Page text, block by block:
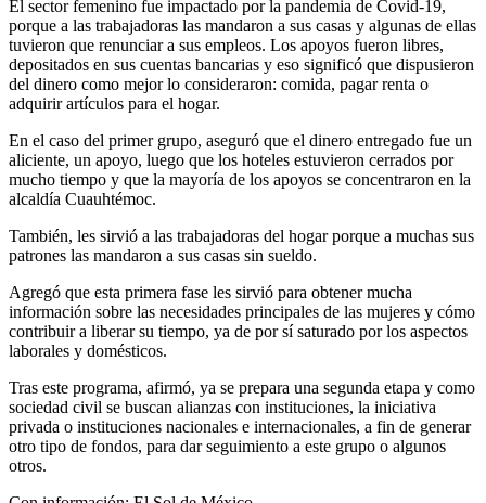
El sector femenino fue impactado por la pandemia de Covid-19,
porque a las trabajadoras las mandaron a sus casas y algunas de ellas
tuvieron que renunciar a sus empleos. Los apoyos fueron libres,
depositados en sus cuentas bancarias y eso significó que dispusieron
del dinero como mejor lo consideraron: comida, pagar renta o
adquirir artículos para el hogar.
En el caso del primer grupo, aseguró que el dinero entregado fue un
aliciente, un apoyo, luego que los hoteles estuvieron cerrados por
mucho tiempo y que la mayoría de los apoyos se concentraron en la
alcaldía Cuauhtémoc.
También, les sirvió a las trabajadoras del hogar porque a muchas sus
patrones las mandaron a sus casas sin sueldo.
Agregó que esta primera fase les sirvió para obtener mucha
información sobre las necesidades principales de las mujeres y cómo
contribuir a liberar su tiempo, ya de por sí saturado por los aspectos
laborales y domésticos.
Tras este programa, afirmó, ya se prepara una segunda etapa y como
sociedad civil se buscan alianzas con instituciones, la iniciativa
privada o instituciones nacionales e internacionales, a fin de generar
otro tipo de fondos, para dar seguimiento a este grupo o algunos
otros.